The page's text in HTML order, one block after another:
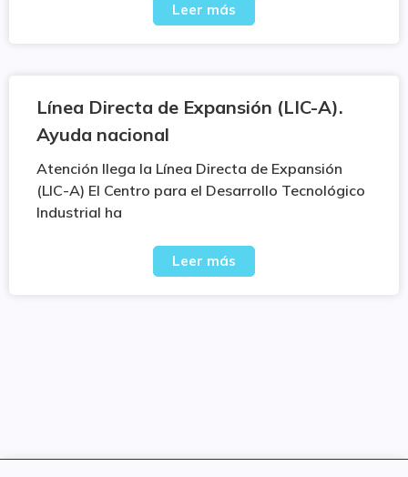
Leer más
Línea Directa de Expansión (LIC-A).
Ayuda nacional
Atención llega la Línea Directa de Expansión
(LIC-A) El Centro para el Desarrollo Tecnológico
Industrial ha
Leer más